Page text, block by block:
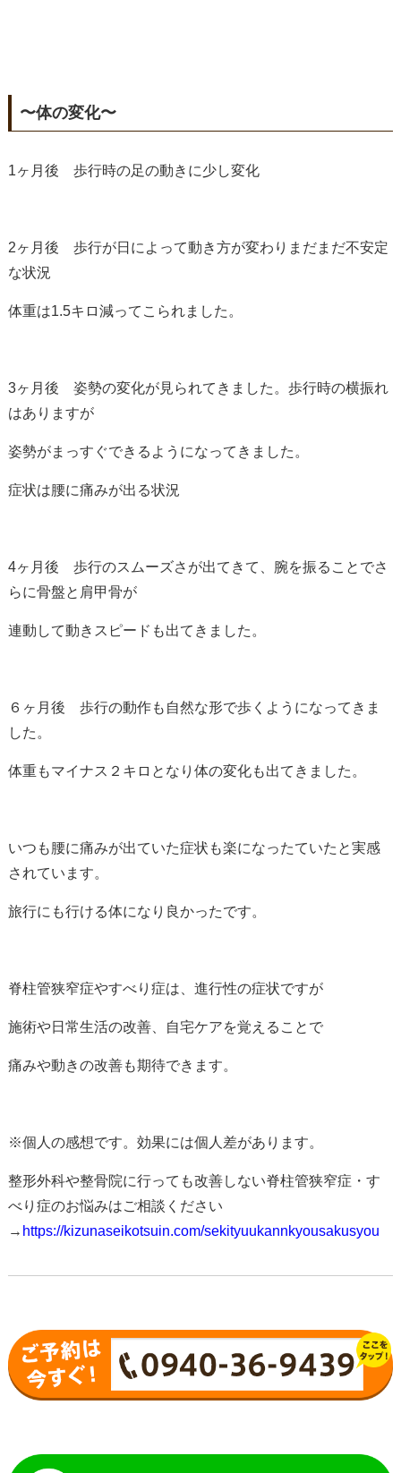
〜体の変化〜
1ヶ月後 歩行時の足の動きに少し変化
2ヶ月後 歩行が日によって動き方が変わりまだまだ不安定
な状況
体重は1.5キロ減ってこられました。
3ヶ月後 姿勢の変化が見られてきました。歩行時の横振れ
はありますが
姿勢がまっすぐできるようになってきました。
症状は腰に痛みが出る状況
4ヶ月後 歩行のスムーズさが出てきて、腕を振ることでさ
らに骨盤と肩甲骨が
連動して動きスピードも出てきました。
６ヶ月後 歩行の動作も自然な形で歩くようになってきま
した。
体重もマイナス２キロとなり体の変化も出てきました。
いつも腰に痛みが出ていた症状も楽になったていたと実感
されています。
旅行にも行ける体になり良かったです。
脊柱管狭窄症やすべり症は、進行性の症状ですが
施術や日常生活の改善、自宅ケアを覚えることで
痛みや動きの改善も期待できます。
※個人の感想です。効果には個人差があります。
整形外科や整骨院に行っても改善しない脊柱管狭窄症・す
べり症のお悩みはご相談ください
→ https://kizunaseikotsuin.com/sekityuukannkyousakusyou